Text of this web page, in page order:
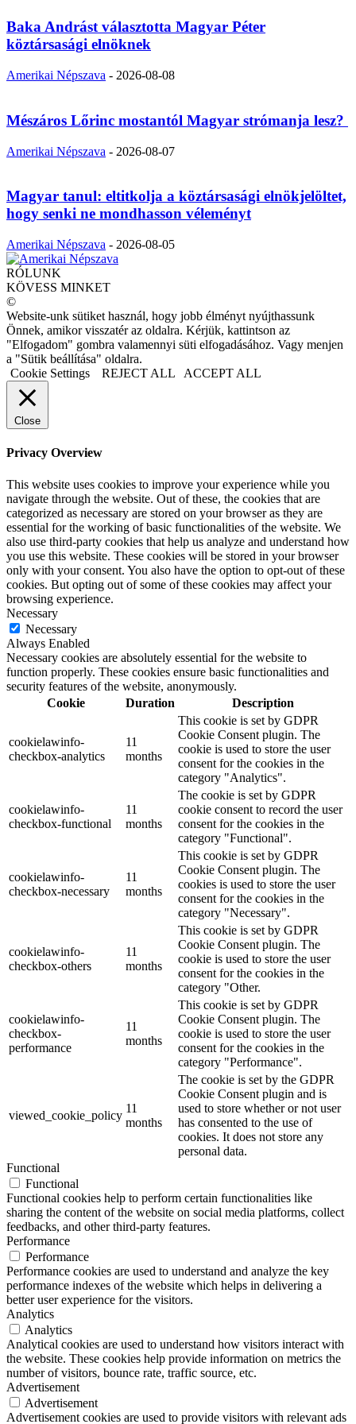
Baka Andrást választotta Magyar Péter
köztársasági elnöknek
Amerikai Népszava - 2026-08-08
Mészáros Lőrinc mostantól Magyar strómanja lesz?
Amerikai Népszava - 2026-08-07
Magyar tanul: eltitkolja a köztársasági elnökjelöltet,
hogy senki ne mondhasson véleményt
Amerikai Népszava - 2026-08-05
RÓLUNK
KÖVESS MINKET
©
Website-unk sütiket használ, hogy jobb élményt nyújthassunk
Önnek, amikor visszatér az oldalra. Kérjük, kattintson az
"Elfogadom" gombra valamennyi süti elfogadásához. Vagy menjen
a "Sütik beállítása" oldalra.
Cookie Settings
REJECT ALL ACCEPT ALL
Close
Privacy Overview
This website uses cookies to improve your experience while you
navigate through the website. Out of these, the cookies that are
categorized as necessary are stored on your browser as they are
essential for the working of basic functionalities of the website. We
also use third-party cookies that help us analyze and understand how
you use this website. These cookies will be stored in your browser
only with your consent. You also have the option to opt-out of these
cookies. But opting out of some of these cookies may affect your
browsing experience.
Necessary
Necessary
Always Enabled
Necessary cookies are absolutely essential for the website to
function properly. These cookies ensure basic functionalities and
security features of the website, anonymously.
Cookie
Duration Description
cookielawinfo-
checkbox-analytics
11
months
This cookie is set by GDPR
Cookie Consent plugin. The
cookie is used to store the user
consent for the cookies in the
category "Analytics".
cookielawinfo-
checkbox-functional
11
months
The cookie is set by GDPR
cookie consent to record the user
consent for the cookies in the
category "Functional".
cookielawinfo-
checkbox-necessary
11
months
This cookie is set by GDPR
Cookie Consent plugin. The
cookies is used to store the user
consent for the cookies in the
category "Necessary".
cookielawinfo-
checkbox-others
11
months
This cookie is set by GDPR
Cookie Consent plugin. The
cookie is used to store the user
consent for the cookies in the
category "Other.
cookielawinfo-
checkbox-
performance
11
months
This cookie is set by GDPR
Cookie Consent plugin. The
cookie is used to store the user
consent for the cookies in the
category "Performance".
viewed_cookie_policy
11
months
The cookie is set by the GDPR
Cookie Consent plugin and is
used to store whether or not user
has consented to the use of
cookies. It does not store any
personal data.
Functional
Functional
Functional cookies help to perform certain functionalities like
sharing the content of the website on social media platforms, collect
feedbacks, and other third-party features.
Performance
Performance
Performance cookies are used to understand and analyze the key
performance indexes of the website which helps in delivering a
better user experience for the visitors.
Analytics
Analytics
Analytical cookies are used to understand how visitors interact with
the website. These cookies help provide information on metrics the
number of visitors, bounce rate, traffic source, etc.
Advertisement
Advertisement
Advertisement cookies are used to provide visitors with relevant ads